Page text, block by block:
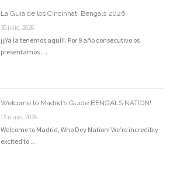
La Guía de los Cincinnati Bengals 2026
30 julio, 2026
¡¡¡Ya la tenemos aquí!!. Por 9 año consecutivo os
presentamos …
Welcome to Madrid’s Guide BENGALS NATION!
15 mayo, 2026
Welcome to Madrid, Who Dey Nation! We’re incredibly
excited to …